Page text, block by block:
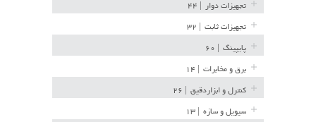
تجهیزات دوار
تجهیزات ثابت
پایپینگ
برق و مخابرات
کنترل و ابزاردقیق
سیویل و سازه